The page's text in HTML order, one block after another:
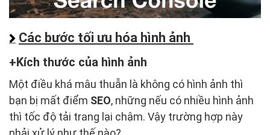
Các bước tối ưu hóa hình ảnh
Kích thước của hình ảnh
Một điều khá mâu thuẫn là không có hình ảnh thì
bạn bị mất điểm SEO, những nếu có nhiều hình ảnh
thì tốc độ tải trang lại chậm. Vậy trường hợp này